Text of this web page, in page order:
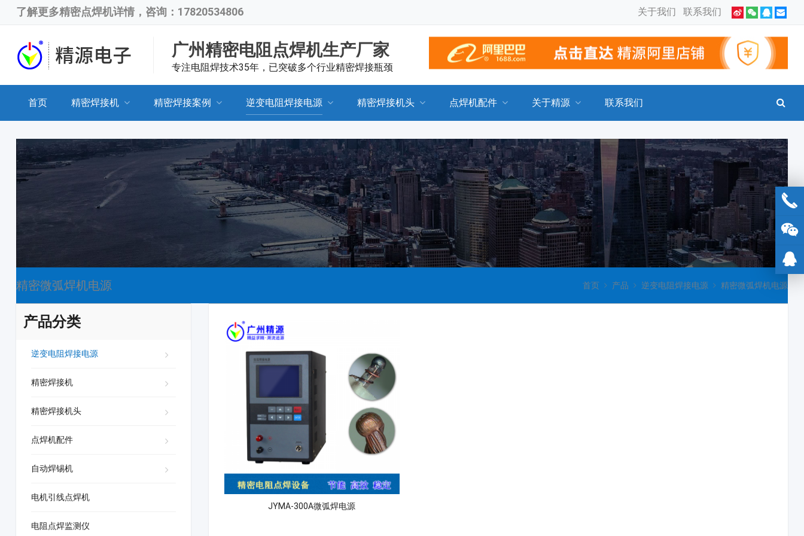
了解更多精密点焊机详情，咨询：17820534806 关于我们 联系我们
广州精密电阻点焊机生产厂家
专注电阻焊技术35年，已突破多个行业精密焊接瓶颈
首页 精密焊接机 精密焊接案例 逆变电阻焊接电源 精密焊接机头 点焊机配件 关于精源 联系我们
精密微弧焊机电源 首页 产品 逆变电阻焊接电源 精密微弧焊机电源
JYMA-300A微弧焊电源
产品分类
逆变电阻焊接电源
精密焊接机
精密焊接机头
点焊机配件
自动焊锡机
电机引线点焊机
电阻点焊监测仪